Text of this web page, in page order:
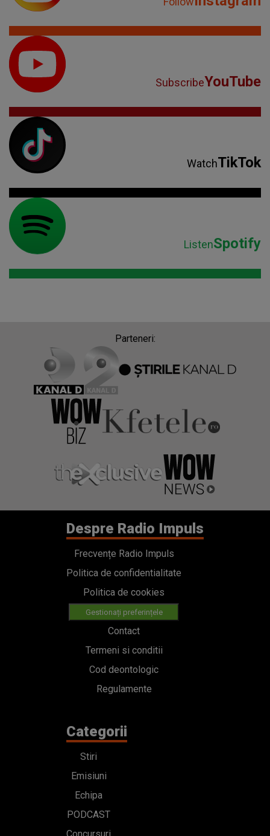
SubscribeYouTube
WatchTikTok
ListenSpotify
Parteneri:
Despre Radio Impuls
Frecvențe Radio Impuls
Politica de confidentialitate
Politica de cookies
Gestionați preferințele
Contact
Termeni si conditii
Cod deontologic
Regulamente
Categorii
Stiri
Emisiuni
Echipa
PODCAST